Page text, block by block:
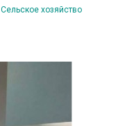
Сельское хозяйство